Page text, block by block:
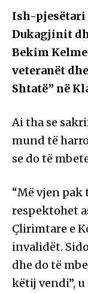
Ish-pjesëtari
Dukagjinit
Bekim
veteranët
Shtatë” në
Ai tha se
mund të
se do të
“Më vjen
respektohet
Çlirimtare e
invalidët.
dhe do të
këtij vendi”,